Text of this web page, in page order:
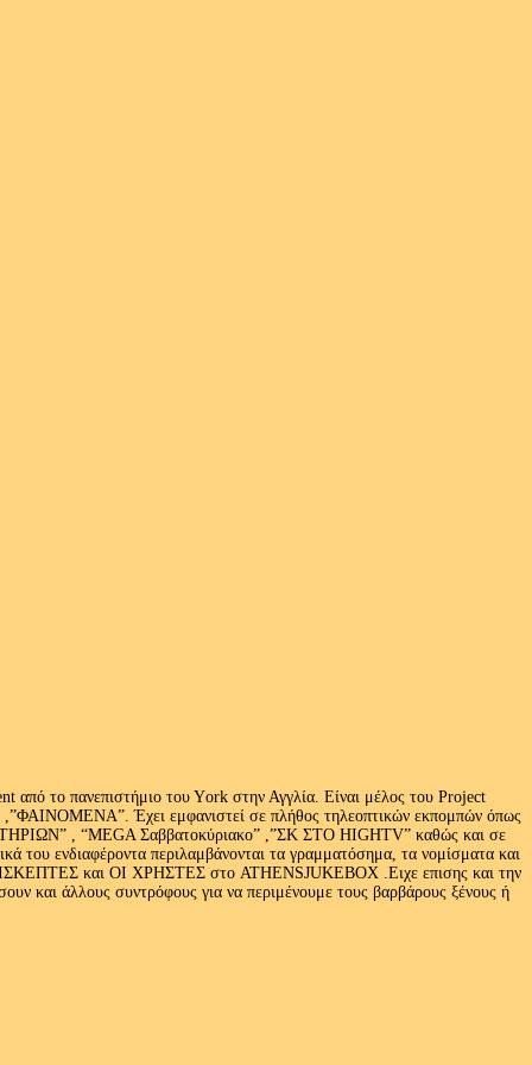
από το πανεπιστήμιο του Υork στην Αγγλία. Είναι μέλος του Project
,”ΦΑΙΝΟΜΕΝΑ”. Έχει εμφανιστεί σε πλήθος τηλεοπτικών εκπομπών όπως
, “MEGA Σαββατοκύριακο” ,”ΣΚ ΣΤΟ HIGHTV” καθώς και σε
του ενδιαφέροντα περιλαμβάνονται τα γραμματόσημα, τα νομίσματα και
και ΟΙ ΧΡΗΣΤΕΣ στο ATHENSJUKEBOX .Ειχε επισης και την
άλλους συντρόφους για να περιμένουμε τους βαρβάρους ξένους ή